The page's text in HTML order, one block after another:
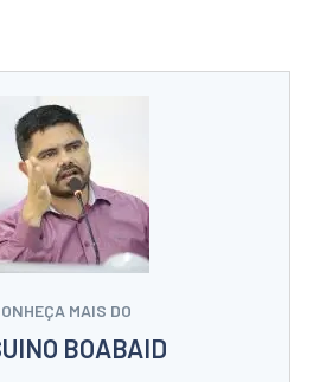
MAIS DO
BOABAID